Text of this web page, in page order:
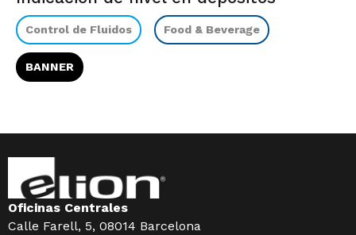
Control de Fluidos Food & Beverage
BANNER
Oficinas Centrales
Calle Farell, 5, 08014 Barcelona